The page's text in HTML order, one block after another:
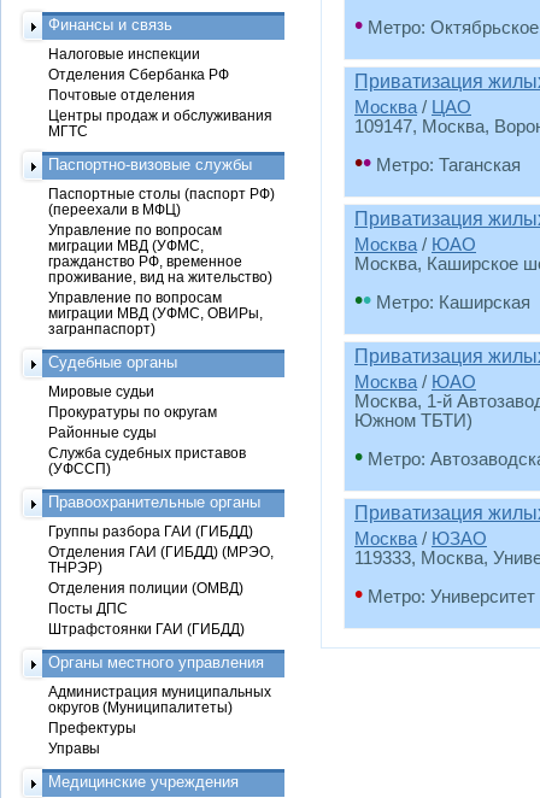
• Метро:
Приватизация
Москва / ЦАО
109147, Москва,
•• Метро: Таганская
Приватизация
Москва / ЮАО
Москва, Каширское
•• Метро: Каширская
Приватизация
Москва / ЮАО
Москва, 1-й
Южном ТБТИ)
• Метро:
Приватизация
Москва / ЮЗАО
119333, Москва,
• Метро: Университет
Финансы и связь
Налоговые инспекции
Отделения Сбербанка РФ
Почтовые отделения
Центры продаж и обслуживания
МГТС
Паспортно-визовые службы
Паспортные столы (паспорт РФ)
(переехали в МФЦ)
Управление по вопросам
миграции МВД (УФМС,
гражданство РФ, временное
проживание, вид на жительство)
Управление по вопросам
миграции МВД (УФМС, ОВИРы,
загранпаспорт)
Судебные органы
Мировые судьи
Прокуратуры по округам
Районные суды
Служба судебных приставов
(УФССП)
Правоохранительные органы
Группы разбора ГАИ (ГИБДД)
Отделения ГАИ (ГИБДД) (МРЭО,
ТНРЭР)
Отделения полиции (ОМВД)
Посты ДПС
Штрафстоянки ГАИ (ГИБДД)
Органы местного управления
Администрация муниципальных
округов (Муниципалитеты)
Префектуры
Управы
Медицинские учреждения